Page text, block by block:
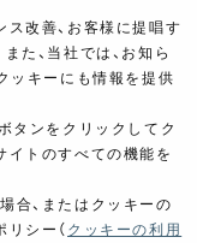
改善、お客様に提唱す
た、当社では、お知ら
ッキーにも情報を提供
タンをクリックしてク
イトのすべての機能を
合、またはクッキーの
シー（ クッキーの利用